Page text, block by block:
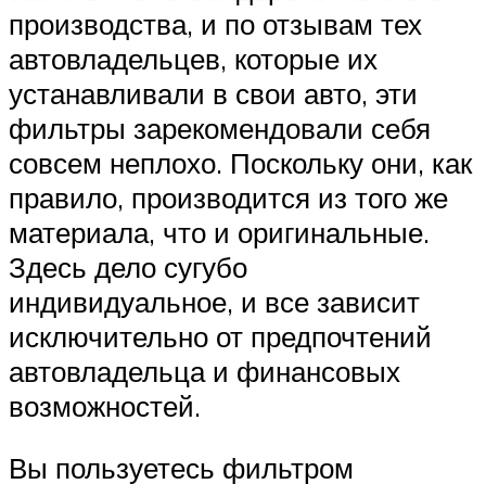
производства, и по отзывам тех
автовладельцев, которые их
устанавливали в свои авто, эти
фильтры зарекомендовали себя
совсем неплохо. Поскольку они, как
правило, производится из того же
материала, что и оригинальные.
Здесь дело сугубо
индивидуальное, и все зависит
исключительно от предпочтений
автовладельца и финансовых
возможностей.
Вы пользуетесь фильтром